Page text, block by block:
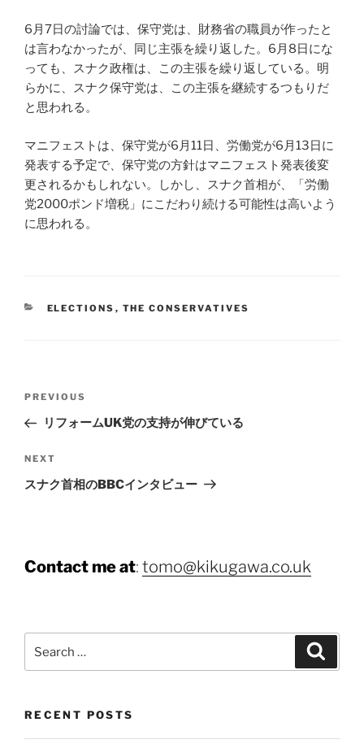
6月7日の討論では、保守党は、財務省の職員が作ったと
は言わなかったが、同じ主張を繰り返した。6月8日にな
っても、スナク政権は、この主張を繰り返している。明
らかに、スナク保守党は、この主張を継続するつもりだ
と思われる。
マニフェストは、保守党が6月11日、労働党が6月13日に
発表する予定で、保守党の方針はマニフェスト発表後変
更されるかもしれない。しかし、スナク首相が、「労働
党2000ポンド増税」にこだわり続ける可能性は高いよう
に思われる。
CATEGORIES
ELECTIONS , THE CONSERVATIVES
Previous
Post
PREVIOUS
リフォームUK党の支持が伸びている
Next
Post
NEXT
スナク首相のBBCインタビュー
Contact me at: tomo@kikugawa.co.uk
for:
RECENT POSTS